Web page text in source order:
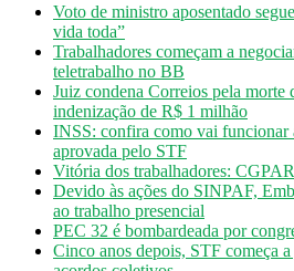
Voto de ministro aposentado
vida toda”
Trabalhadores começam a
teletrabalho no BB
Juiz condena Correios pela morte
indenização de R$ 1 milhão
INSS: confira como vai funcionar
aprovada pelo STF
Vitória dos trabalhadores:
Devido às ações do SINPAF,
ao trabalho presencial
PEC 32 é bombardeada por
Cinco anos depois, STF começa